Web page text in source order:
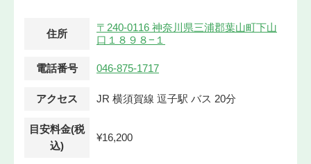
住所
〒240-0116 神奈川県三浦郡葉山町下山
口１８９８−１
電話番号 046-875-1717
アクセス JR 横須賀線 逗子駅 バス 20分
目安料金(税
込)
¥16,200